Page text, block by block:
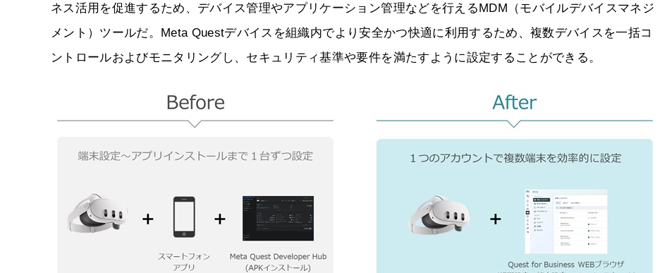
ネス活用を促進するため、デバイス管理やアプリケーション管理などを行えるMDM（モバイルデバイスマネジ
メント）ツールだ。Meta Questデバイスを組織内でより安全かつ快適に利用するため、複数デバイスを一括コ
ントロールおよびモニタリングし、セキュリティ基準や要件を満たすように設定することができる。